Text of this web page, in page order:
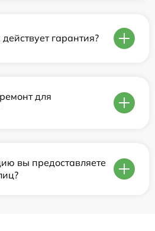
гарантия?
для
вы предоставляете